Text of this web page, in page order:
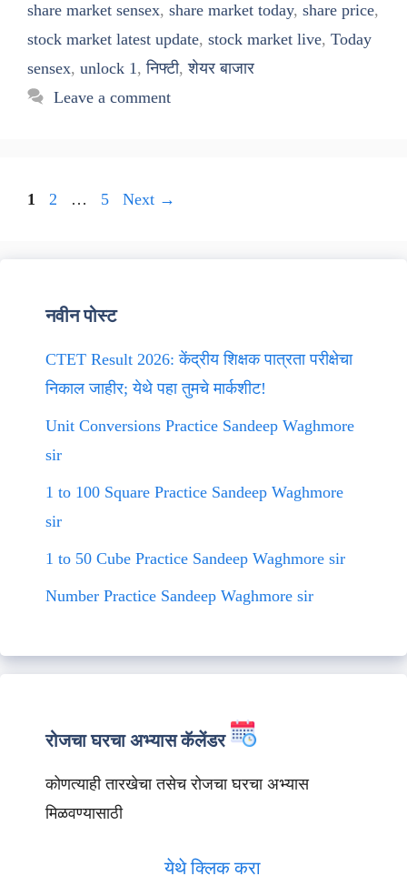
share market sensex, share market today, share price,
stock market latest update, stock market live, Today
sensex, unlock 1,निफ्टी,शेयर बाजार
Leave a comment
Page
1 Page
2 … Page
5 Next →
नवीन पोस्ट
CTET Result 2026: केंद्रीय शिक्षक पात्रता परीक्षेचा
निकाल जाहीर; येथे पहा तुमचे मार्कशीट!
Unit Conversions Practice Sandeep Waghmore
sir
1 to 100 Square Practice Sandeep Waghmore
sir
1 to 50 Cube Practice Sandeep Waghmore sir
Number Practice Sandeep Waghmore sir
रोजचा घरचा अभ्यास कॅलेंडर
कोणत्याही तारखेचा तसेच रोजचा घरचा अभ्यास
मिळवण्यासाठी
येथे क्लिक करा